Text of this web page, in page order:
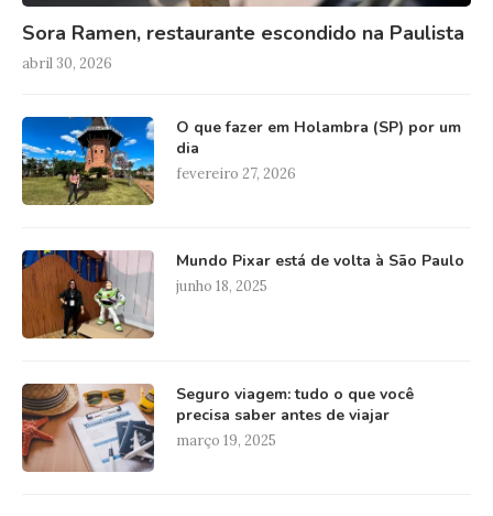
Sora Ramen, restaurante escondido na Paulista
abril 30, 2026
O que fazer em Holambra (SP) por um
dia
fevereiro 27, 2026
Mundo Pixar está de volta à São Paulo
junho 18, 2025
Seguro viagem: tudo o que você
precisa saber antes de viajar
março 19, 2025